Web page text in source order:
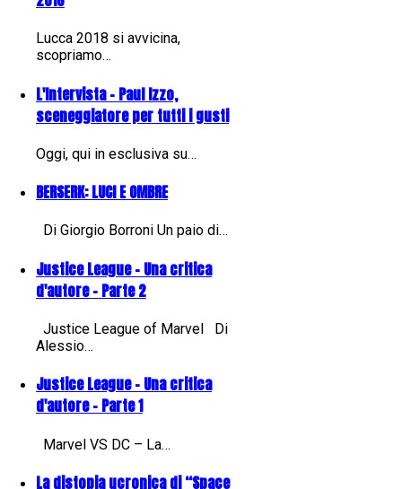
Lucca 2018 si avvicina,
scopriamo…
L'Intervista - Paul Izzo,
sceneggiatore per tutti i gusti
Oggi, qui in esclusiva su…
BERSERK: LUCI E OMBRE
Di Giorgio Borroni Un paio di…
Justice League - Una critica
d'autore - Parte 2
Justice League of Marvel Di
Alessio…
Justice League - Una critica
d'autore - Parte 1
Marvel VS DC – La…
La distopia ucronica di “Space